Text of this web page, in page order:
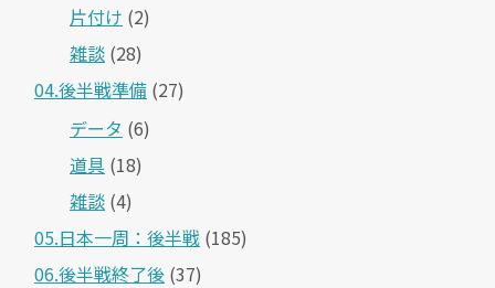
片付け (2)
雑談 (28)
04.後半戦準備 (27)
データ (6)
道具 (18)
雑談 (4)
05.日本一周：後半戦 (185)
06.後半戦終了後 (37)